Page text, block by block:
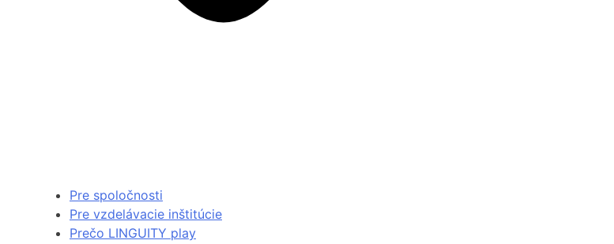
Pre spoločnosti
Pre vzdelávacie inštitúcie
Prečo LINGUITY play